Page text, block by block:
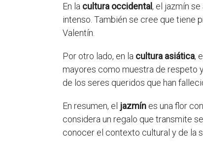
En la cultura occidental, el jazmín
intenso. También se cree que tiene
Valentín.
Por otro lado, en la cultura asiática,
mayores como muestra de respeto
de los seres queridos que han
En resumen, el jazmín es una flor
considera un regalo que transmite
conocer el contexto cultural y de la